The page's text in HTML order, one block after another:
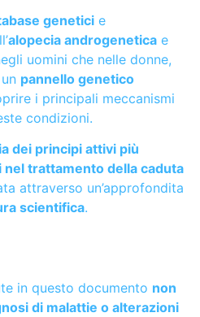
genetici e
alopecia androgenetica e
uomini che nelle donne,
pannello genetico
i principali meccanismi
condizioni.
dei principi attivi più
trattamento della caduta
attraverso un’approfondita
scientifica.
in questo documento non
di malattie o alterazioni